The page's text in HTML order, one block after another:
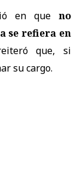
en que no
se refiera en
que, si
su cargo.